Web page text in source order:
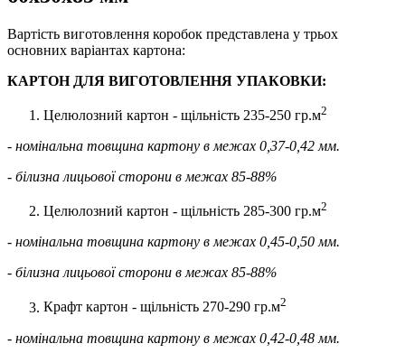
Вартість виготовлення коробок представлена у трьох
основних варіантах картона:
КАРТОН ДЛЯ ВИГОТОВЛЕННЯ УПАКОВКИ:
Целюлозний картон - щільність 235-250 гр.м2
- номінальна товщина картону в межах 0,37-0,42 мм.
- білизна лицьової сторони в межах 85-88%
Целюлозний картон - щільність 285-300 гр.м2
- номінальна товщина картону в межах 0,45-0,50 мм.
- білизна лицьової сторони в межах 85-88%
Крафт картон - щільність 270-290 гр.м2
- номінальна товщина картону в межах 0,42-0,48 мм.